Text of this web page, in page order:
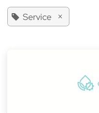
Service ×